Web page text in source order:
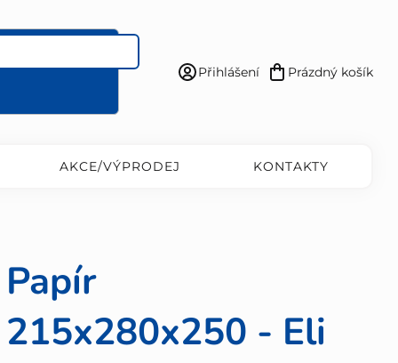
Přihlášení
Nákupní
Prázdný košík
AKCE/VÝPRODEJ KONTAKTY
Papír
215x280x250 - Eli